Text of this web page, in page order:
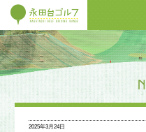
2025年3月24日